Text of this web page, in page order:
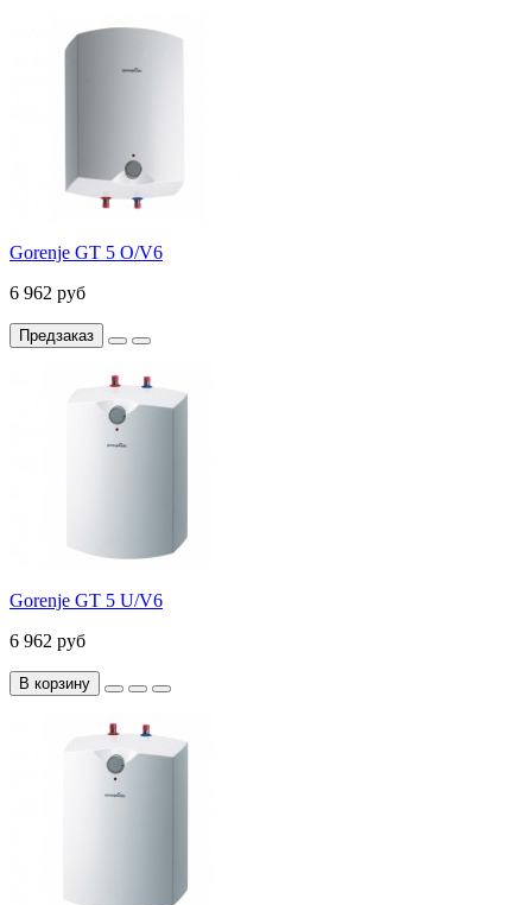
Gorenje GT 5 O/V6
6 962 руб
Предзаказ
Gorenje GT 5 U/V6
6 962 руб
В корзину